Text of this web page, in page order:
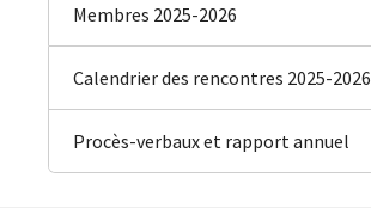
Membres 2025-2026
Calendrier des rencontres 2025-2026
Procès-verbaux et rapport annuel